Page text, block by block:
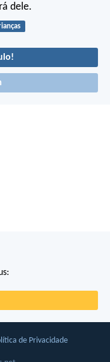
dele.
de Privacidade